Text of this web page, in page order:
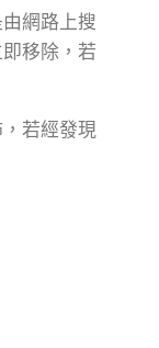
網路上搜
移除，若
若經發現